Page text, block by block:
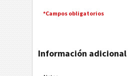
*Campos obligatorios
Información adicional